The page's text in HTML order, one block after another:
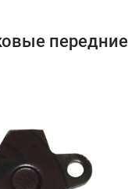
передние